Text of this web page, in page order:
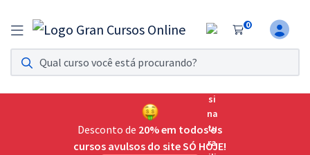
0
Assinatura Ilimitada 11
Acesso a todos os cursos. Teste grátis por 7 dias!
Assinatura OAB Até Passar
Acesso ilimitado a toda preparação para o Exame da
Desconto de 20% em todos os
cursos avulsos do site SÓ HOJE!